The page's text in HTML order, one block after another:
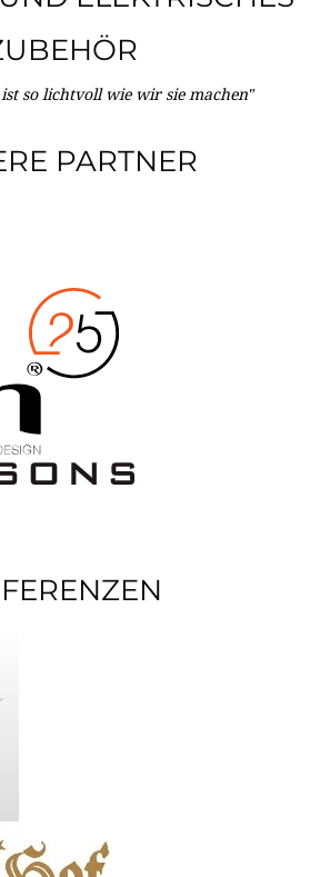
so lichtvoll wie wir sie machen"
PARTNER